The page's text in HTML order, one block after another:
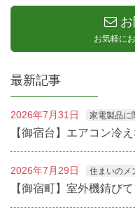
お
お気軽に
最新記事
2026年7月31日 家電製品に
【御宿台】エアコン冷
2026年7月29日 住まいのメ
【御宿町】室外機錆び